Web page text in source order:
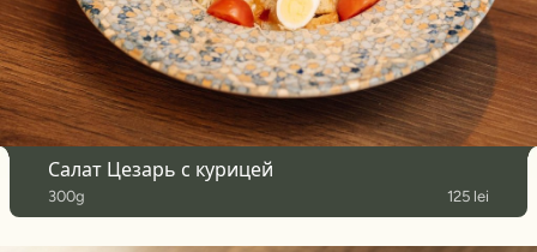
Салат Цезарь с курицей
300g 125 lei